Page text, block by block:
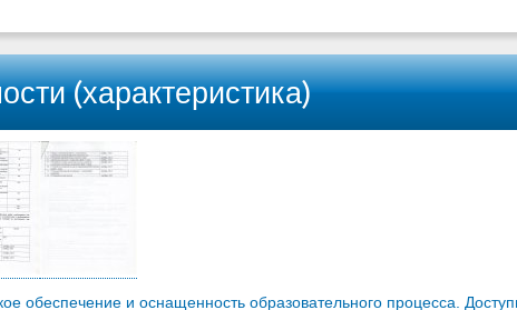
(характеристика)
обеспечение и оснащенность образовательного процесса.